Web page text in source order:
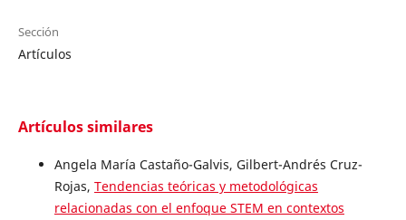
Sección
Artículos
Artículos similares
Angela María Castaño-Galvis, Gilbert-Andrés Cruz-
Rojas, Tendencias teóricas y metodológicas
relacionadas con el enfoque STEM en contextos